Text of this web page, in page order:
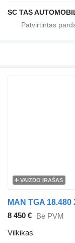
SC TAS
VAIZDO ĮRAŠAS
MAN TGA
8 450 € Be PVM
Vilkikas